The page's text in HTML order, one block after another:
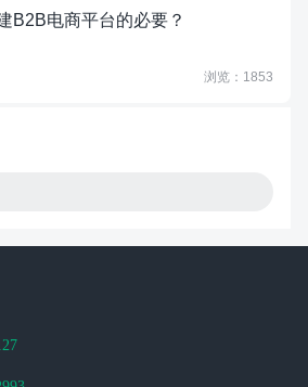
B2B电商平台的必要？
浏览：1853